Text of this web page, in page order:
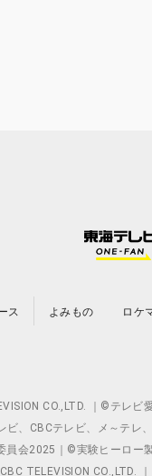
ス よみもの ロケ
CO.,LTD. ｜©テレ
ビ、CBCテレビ、メ～テ
会2025｜©実験ヒーロー
TELEVISION CO.,LTD.